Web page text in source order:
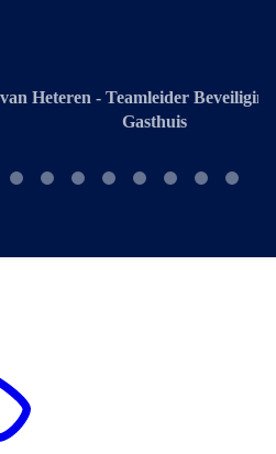
Beveiliging - Spaarne